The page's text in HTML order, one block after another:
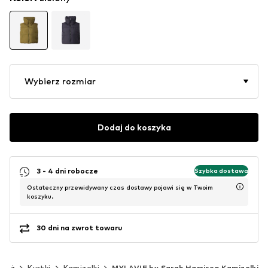
Wybierz rozmiar
Dodaj do koszyka
3 - 4 dni robocze Szybka dostawa
Ostateczny przewidywany czas dostawy pojawi się w Twoim
koszyku.
30 dni na zwrot towaru